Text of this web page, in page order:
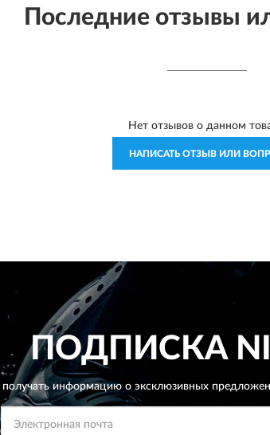
Последние отзывы
Нет отзывов о данном
НАПИСАТЬ ОТЗЫВ ИЛИ
ПОДПИСКА
информацию о эксклюзивных